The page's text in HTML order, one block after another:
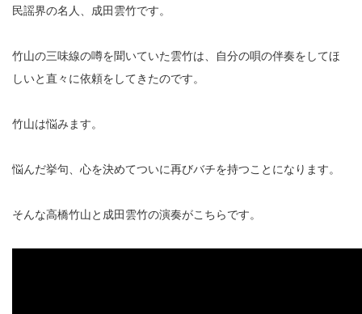
民謡界の名人、成田雲竹です。
竹山の三味線の噂を聞いていた雲竹は、自分の唄の伴奏をしてほ
しいと直々に依頼をしてきたのです。
竹山は悩みます。
悩んだ挙句、心を決めてついに再びバチを持つことになります。
そんな高橋竹山と成田雲竹の演奏がこちらです。